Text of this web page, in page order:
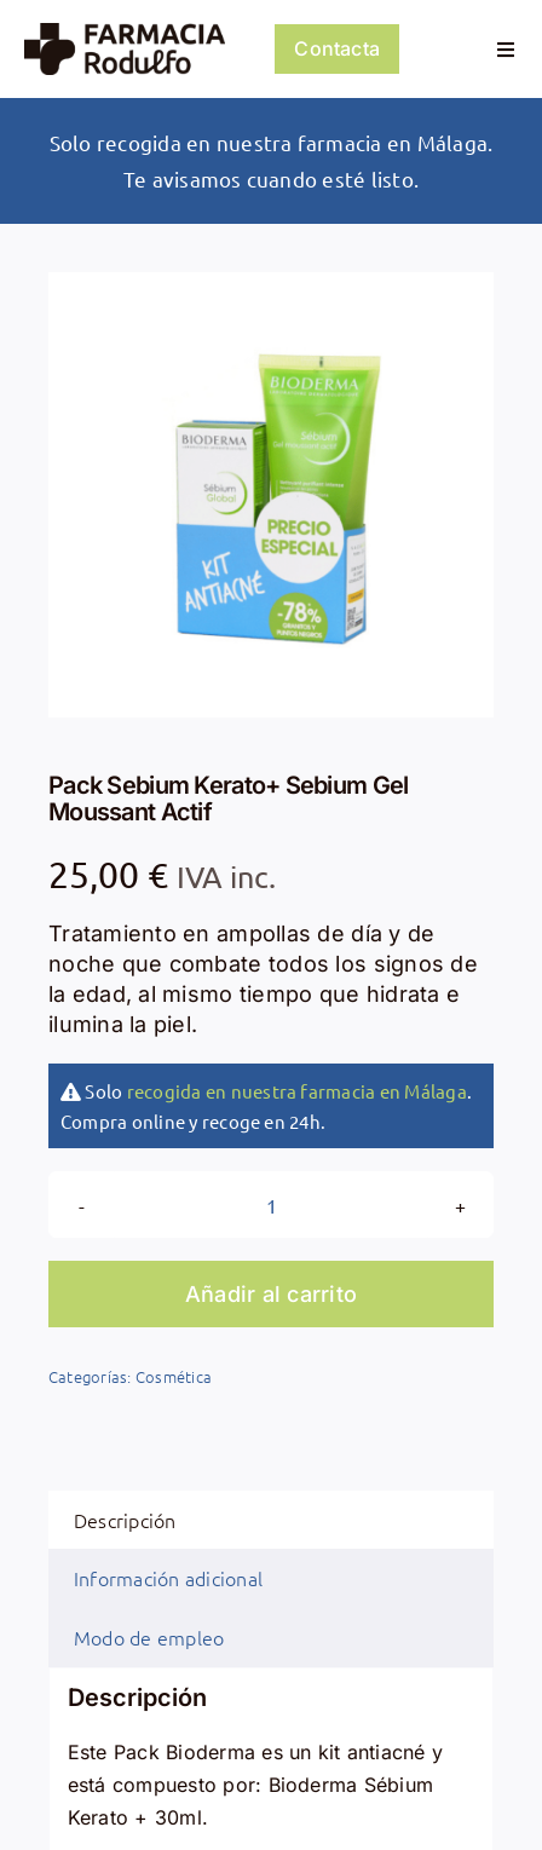
contenido
Psiconeuroinmunología
Tienda
Mi cuenta
Contacta
Solo recogida en nuestra farmacia en Málaga.
Te avisamos cuando esté listo.
Pack Sebium Kerato+ Sebium Gel
Moussant Actif
25,00 € IVA inc.
Tratamiento en ampollas de día y de
noche que combate todos los signos de
la edad, al mismo tiempo que hidrata e
ilumina la piel.
Solo recogida en nuestra farmacia en Málaga.
Compra online y recoge en 24h.
Pack
Kerato+
Añadir al carrito
Categorías: Cosmética
Descripción
Información adicional
Modo de empleo
Descripción
Este Pack Bioderma es un kit antiacné y
está compuesto por: Bioderma Sébium
Kerato + 30ml.